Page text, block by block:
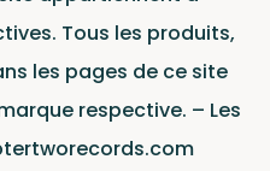
Tous les produits,
les pages de ce site
respective. – Les